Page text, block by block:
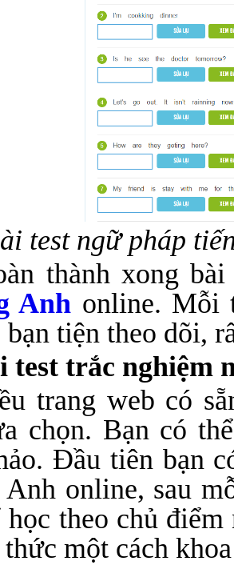
test ngữ pháp
thành xong
Anh online. Mỗi
bạn tiện theo dõi,
test trắc nghiệm
trang web có
chọn. Bạn có
Đầu tiên bạn
online, sau
học theo chủ
một cách